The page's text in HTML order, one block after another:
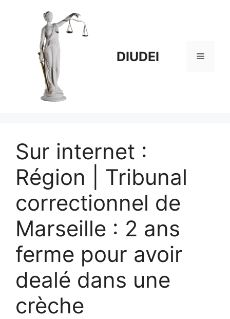
DIUDEI Menu
Sur internet :
Région | Tribunal
correctionnel de
Marseille : 2 ans
ferme pour avoir
dealé dans une
crèche